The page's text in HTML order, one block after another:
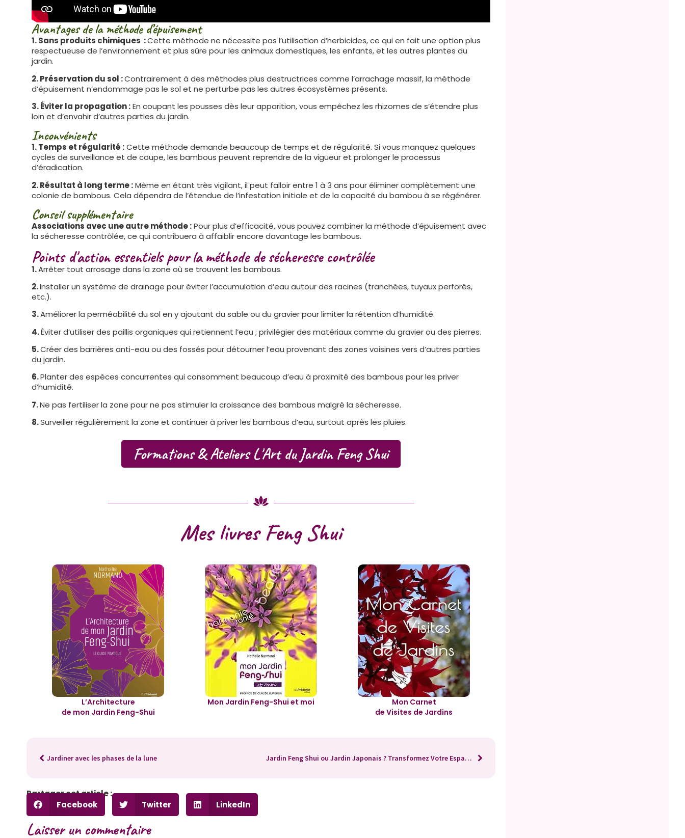
Avantages de la méthode d’épuisement
1. Sans produits chimiques :Cette méthode ne nécessite pas l’utilisation d’herbicides, ce qui en fait une option plus
respectueuse de l’environnement et plus sûre pour les animaux domestiques, les enfants, et les autres plantes du
jardin.
2. Préservation du sol :Contrairement à des méthodes plus destructrices comme l’arrachage massif, la méthode
d’épuisement n’endommage pas le sol et ne perturbe pas les autres écosystèmes présents.
3. Éviter la propagation :En coupant les pousses dès leur apparition, vous empêchez les rhizomes de s’étendre plus
loin et d’envahir d’autres parties du jardin.
Inconvénients
1. Temps et régularité :Cette méthode demande beaucoup de temps et de régularité. Si vous manquez quelques
cycles de surveillance et de coupe, les bambous peuvent reprendre de la vigueur et prolonger le processus
d’éradication.
2. Résultat à long terme :Même en étant très vigilant, il peut falloir entre 1 à 3 ans pour éliminer complètement une
colonie de bambous. Cela dépendra de l’étendue de l’infestation initiale et de la capacité du bambou à se régénérer.
Conseil supplémentaire
Associations avec une autre méthode :Pour plus d’efficacité, vous pouvez combiner la méthode d’épuisement avec
la sécheresse contrôlée, ce qui contribuera à affaiblir encore davantage les bambous.
Points d'action essentiels pour la méthode de sécheresse contrôlée
1.Arrêter tout arrosage dans la zone où se trouvent les bambous.
2.Installer un système de drainage pour éviter l’accumulation d’eau autour des racines (tranchées, tuyaux perforés,
etc.).
3.Améliorer la perméabilité du sol en y ajoutant du sable ou du gravier pour limiter la rétention d’humidité.
4.Éviter d’utiliser des paillis organiques qui retiennent l’eau ; privilégier des matériaux comme du gravier ou des pierres.
5.Créer des barrières anti-eau ou des fossés pour détourner l’eau provenant des zones voisines vers d’autres parties
du jardin.
6.Planter des espèces concurrentes qui consomment beaucoup d’eau à proximité des bambous pour les priver
d’humidité.
7.Ne pas fertiliser la zone pour ne pas stimuler la croissance des bambous malgré la sécheresse.
8.Surveiller régulièrement la zone et continuer à priver les bambous d’eau, surtout après les pluies.
Formations & Ateliers L'Art du Jardin Feng Shui
Mes livres Feng Shui
L’Architecture
de mon Jardin Feng-Shui
Mon Jardin Feng-Shui et moi
Mon Carnet
de Visites de Jardins
Jardiner avec les phases de la lune Jardin Feng Shui ou Jardin Japonais ? Transformez Votre Espace Sacré en Havre de Paix
Partager cet article :
Facebook
Twitter LinkedIn
Laisser un commentaire